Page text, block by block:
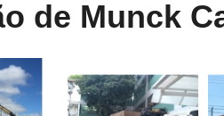
Locação de Munck
Locação de Guindaste
Locação de
de Munck